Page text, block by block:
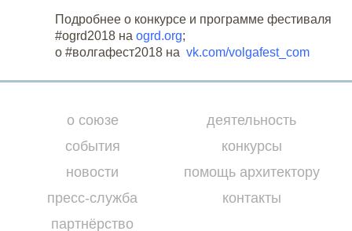
Подробнее о конкурсе и программе фестиваля
#ogrd2018 на ogrd.org;
о #волгафест2018 на vk.com/volgafest_com
о союзе
события
новости
пресс-служба
партнёрство
деятельность
конкурсы
помощь архитектору
контакты